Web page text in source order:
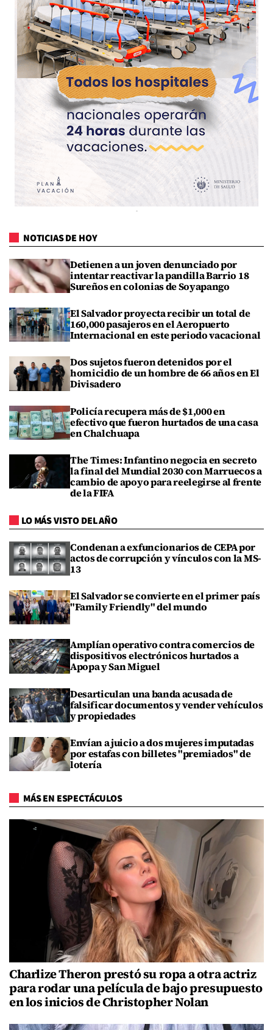
NOTICIAS DE HOY
Detienen a un joven denunciado por
intentar reactivar la pandilla Barrio 18
Sureños en colonias de Soyapango
El Salvador proyecta recibir un total de
160,000 pasajeros en el Aeropuerto
Internacional en este periodo vacacional
Dos sujetos fueron detenidos por el
homicidio de un hombre de 66 años en El
Divisadero
Policía recupera más de $1,000 en
efectivo que fueron hurtados de una casa
en Chalchuapa
The Times: Infantino negocia en secreto
la final del Mundial 2030 con Marruecos a
cambio de apoyo para reelegirse al frente
de la FIFA
LO MÁS VISTO DEL AÑO
Condenan a exfuncionarios de CEPA por
actos de corrupción y vínculos con la MS-
13
El Salvador se convierte en el primer país
"Family Friendly" del mundo
Amplían operativo contra comercios de
dispositivos electrónicos hurtados a
Apopa y San Miguel
Desarticulan una banda acusada de
falsificar documentos y vender vehículos
y propiedades
Envían a juicio a dos mujeres imputadas
por estafas con billetes "premiados" de
lotería
MÁS EN ESPECTÁCULOS
Charlize Theron prestó su ropa a otra actriz
para rodar una película de bajo presupuesto
en los inicios de Christopher Nolan